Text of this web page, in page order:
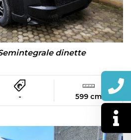
dinette
- 599 cm